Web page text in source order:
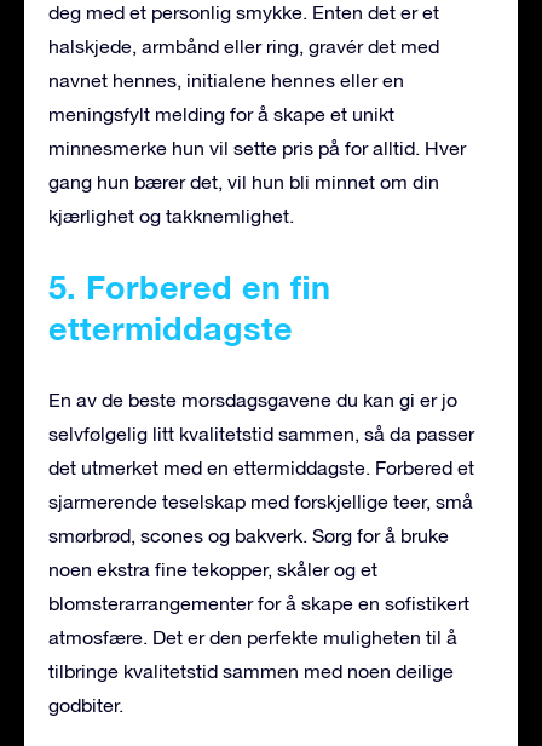
deg med et personlig smykke. Enten det er et
halskjede, armbånd eller ring, gravér det med
navnet hennes, initialene hennes eller en
meningsfylt melding for å skape et unikt
minnesmerke hun vil sette pris på for alltid. Hver
gang hun bærer det, vil hun bli minnet om din
kjærlighet og takknemlighet.
5. Forbered en fin
ettermiddagste
En av de beste morsdagsgavene du kan gi er jo
selvfølgelig litt kvalitetstid sammen, så da passer
det utmerket med en ettermiddagste. Forbered et
sjarmerende teselskap med forskjellige teer, små
smørbrød, scones og bakverk. Sørg for å bruke
noen ekstra fine tekopper, skåler og et
blomsterarrangementer for å skape en sofistikert
atmosfære. Det er den perfekte muligheten til å
tilbringe kvalitetstid sammen med noen deilige
godbiter.